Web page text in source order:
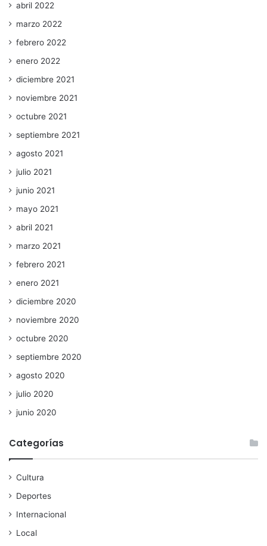
abril 2022
marzo 2022
febrero 2022
enero 2022
diciembre 2021
noviembre 2021
octubre 2021
septiembre 2021
agosto 2021
julio 2021
junio 2021
mayo 2021
abril 2021
marzo 2021
febrero 2021
enero 2021
diciembre 2020
noviembre 2020
octubre 2020
septiembre 2020
agosto 2020
julio 2020
junio 2020
Categorías
Cultura
Deportes
Internacional
Local